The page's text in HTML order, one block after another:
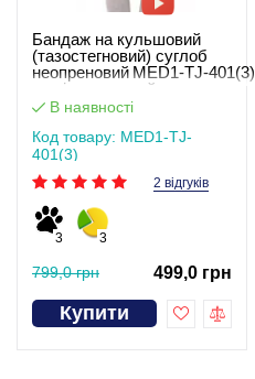
Бандаж на кульшовий
(тазостегновий) суглоб
неопреновий MED1‑TJ‑401(3)
– універсальний
двосторонній
В наявності
Код товару: MED1-TJ-
401(3)
2 відгуків
3 3
799,0 грн 499,0 грн
Купити